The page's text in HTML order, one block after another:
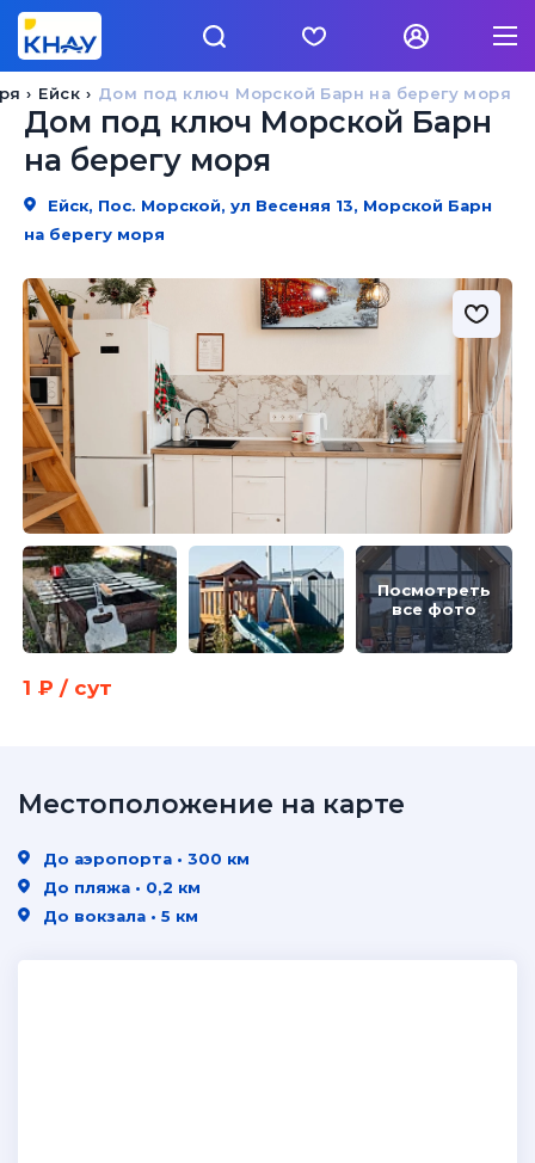
Дом под ключ Морской Барн на берегу моря
Ейск
Дом под ключ Морской Барн
на берегу моря
Ейск, Пос. Морской, ул Весеняя 13, Морской Барн
на берегу моря
Посмотреть
все фото
1 ₽ / сут
Местоположение на карте
До аэропорта • 300 км
До пляжа • 0,2 км
До вокзала • 5 км